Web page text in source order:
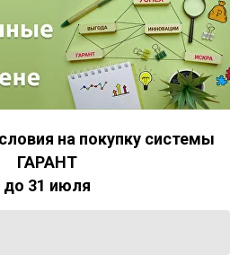
информация
для максимально
работы с ней.
на покупку системы
ГАРАНТ
до 31 июля